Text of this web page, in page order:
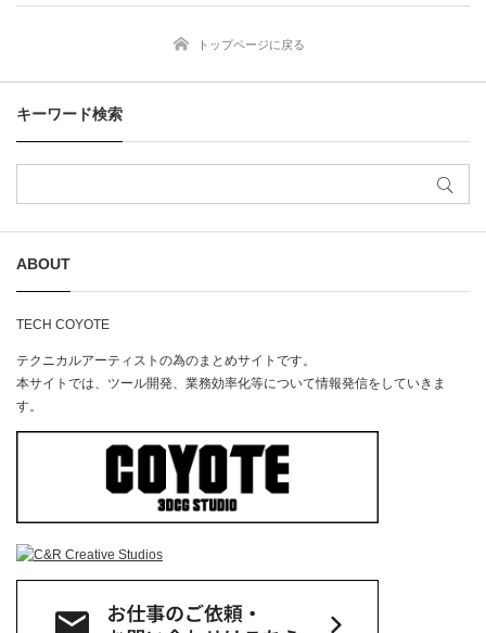
トップページに戻る
キーワード検索
ABOUT
TECH COYOTE​
テクニカルアーティストの為のまとめサイトです。​
本サイトでは、ツール開発、業務効率化等について情報発信をしていきま
す。